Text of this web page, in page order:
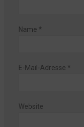
Name *
E-Mail-Adresse *
Website